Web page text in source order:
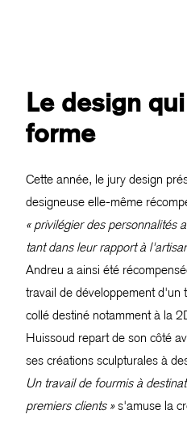
Le design
forme
Cette année, le jury design
designeuse elle-même
« privilégier des personnalités
tant dans leur rapport à
Andreu a ainsi été
travail de développement d'un
collé destiné notamment à la
Huissoud repart de son côté
ses créations sculpturales à
Un travail de fourmis à
premiers clients »s'amuse la